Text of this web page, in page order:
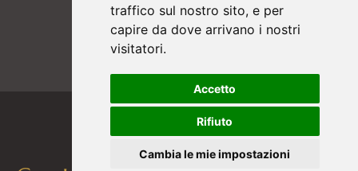
traffico sul nostro sito, e per
capire da dove arrivano i nostri
visitatori.
Accetto
Rifiuto
Cambia le mie impostazioni